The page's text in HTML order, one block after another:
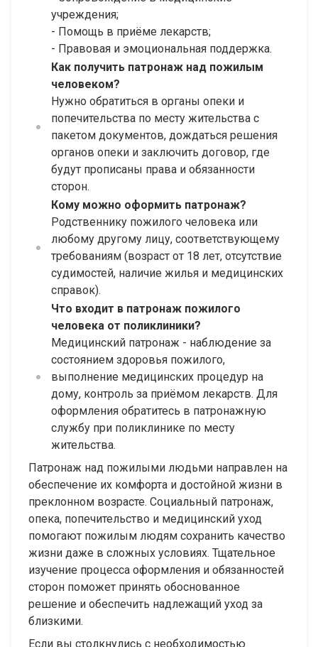
учреждения;
- Помощь в приёме лекарств;
- Правовая и эмоциональная поддержка.
Как получить патронаж над пожилым
человеком?
Нужно обратиться в органы опеки и
попечительства по месту жительства с
пакетом документов, дождаться решения
органов опеки и заключить договор, где
будут прописаны права и обязанности
сторон.
Кому можно оформить патронаж?
Родственнику пожилого человека или
любому другому лицу, соответствующему
требованиям (возраст от 18 лет, отсутствие
судимостей, наличие жилья и медицинских
справок).
Что входит в патронаж пожилого
человека от поликлиники?
Медицинский патронаж - наблюдение за
состоянием здоровья пожилого,
выполнение медицинских процедур на
дому, контроль за приёмом лекарств. Для
оформления обратитесь в патронажную
службу при поликлинике по месту
жительства.
Патронаж над пожилыми людьми направлен на
обеспечение их комфорта и достойной жизни в
преклонном возрасте. Социальный патронаж,
опека, попечительство и медицинский уход
помогают пожилым людям сохранить качество
жизни даже в сложных условиях. Тщательное
изучение процесса оформления и обязанностей
сторон поможет принять обоснованное
решение и обеспечить надлежащий уход за
близкими.
Если вы столкнулись с необходимостью